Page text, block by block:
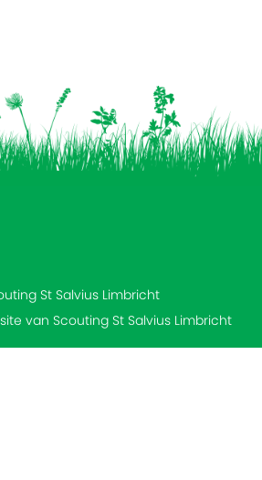
St Salvius Limbricht
van Scouting St Salvius Limbricht